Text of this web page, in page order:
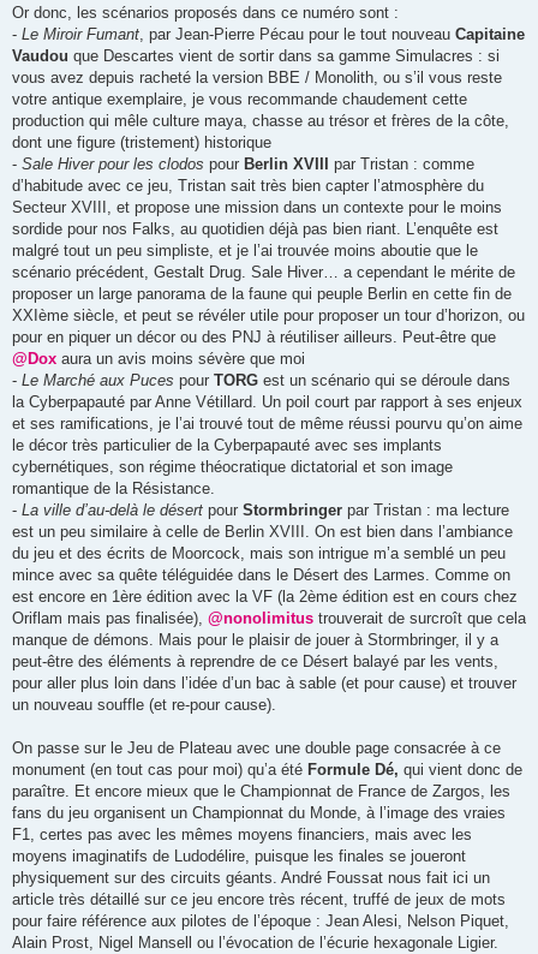
Or donc, les scénarios proposés dans ce numéro sont :
- Le Miroir Fumant, par Jean-Pierre Pécau pour le tout nouveau Capitaine
Vaudou que Descartes vient de sortir dans sa gamme Simulacres : si
vous avez depuis racheté la version BBE / Monolith, ou s’il vous reste
votre antique exemplaire, je vous recommande chaudement cette
production qui mêle culture maya, chasse au trésor et frères de la côte,
dont une figure (tristement) historique
- Sale Hiver pour les clodos pour Berlin XVIII
par Tristan : comme
d’habitude avec ce jeu, Tristan sait très bien capter l’atmosphère du
Secteur XVIII, et propose une mission dans un contexte pour le moins
sordide pour nos Falks, au quotidien déjà pas bien riant. L’enquête est
malgré tout un peu simpliste, et je l’ai trouvée moins aboutie que le
scénario précédent, Gestalt Drug. Sale Hiver… a cependant le mérite de
proposer un large panorama de la faune qui peuple Berlin en cette fin de
XXIème siècle, et peut se révéler utile pour proposer un tour d’horizon, ou
pour en piquer un décor ou des PNJ à réutiliser ailleurs. Peut-être que
@Dox aura un avis moins sévère que moi
- Le Marché aux Puces pour TORG est un scénario qui se déroule dans
la Cyberpapauté par Anne Vétillard. Un poil court par rapport à ses enjeux
et ses ramifications, je l’ai trouvé tout de même réussi pourvu qu’on aime
le décor très particulier de la Cyberpapauté avec ses implants
cybernétiques, son régime théocratique dictatorial et son image
romantique de la Résistance.
- La ville d’au-delà le désert pour Stormbringer par Tristan : ma lecture
est un peu similaire à celle de Berlin XVIII. On est bien dans l’ambiance
du jeu et des écrits de Moorcock, mais son intrigue m’a semblé un peu
mince avec sa quête téléguidée dans le Désert des Larmes. Comme on
est encore en 1ère édition avec la VF (la 2ème édition est en cours chez
Oriflam mais pas finalisée), @nonolimitus trouverait de surcroît que cela
manque de démons. Mais pour le plaisir de jouer à Stormbringer, il y a
peut-être des éléments à reprendre de ce Désert balayé par les vents,
pour aller plus loin dans l’idée d’un bac à sable (et pour cause) et trouver
un nouveau souffle (et re-pour cause).
On passe sur le Jeu de Plateau avec une double page consacrée à ce
monument (en tout cas pour moi) qu’a été Formule Dé, qui vient donc de
paraître. Et encore mieux que le Championnat de France de Zargos, les
fans du jeu organisent un Championnat du Monde, à l’image des vraies
F1, certes pas avec les mêmes moyens financiers, mais avec les
moyens imaginatifs de Ludodélire, puisque les finales se joueront
physiquement sur des circuits géants. André Foussat nous fait ici un
article très détaillé sur ce jeu encore très récent, truffé de jeux de mots
pour faire référence aux pilotes de l’époque : Jean Alesi, Nelson Piquet,
Alain Prost, Nigel Mansell ou l’évocation de l’écurie hexagonale Ligier.